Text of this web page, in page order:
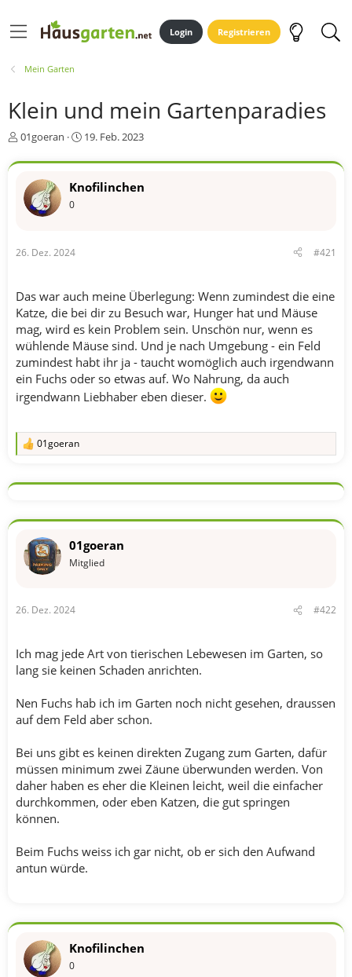
Login Registrieren
Mein Garten
Klein und mein Gartenparadies
E
s
e
r
01goeran
E
s
e
19. Feb. 2023
Knofilinchen
0
26. Dez. 2024 #421
Das war auch meine Überlegung: Wenn zumindest die eine
Katze, die bei dir zu Besuch war, Hunger hat und Mäuse
mag, wird es kein Problem sein. Unschön nur, wenn es
wühlende Mäuse sind. Und je nach Umgebung - ein Feld
zumindest habt ihr ja - taucht womöglich auch irgendwann
ein Fuchs oder so etwas auf. Wo Nahrung, da auch
irgendwann Liebhaber eben dieser.
R
k
o
e
n
01goeran
01goeran
Mitglied
26. Dez. 2024 #422
Ich mag jede Art von tierischen Lebewesen im Garten, so
lang sie keinen Schaden anrichten.
Nen Fuchs hab ich im Garten noch nicht gesehen, draussen
auf dem Feld aber schon.
Bei uns gibt es keinen direkten Zugang zum Garten, dafür
müssen minimum zwei Zäune überwunden werden. Von
daher haben es eher die Kleinen leicht, weil die einfacher
durchkommen, oder eben Katzen, die gut springen
können.
Beim Fuchs weiss ich gar nicht, ob er sich den Aufwand
antun würde.
Knofilinchen
0